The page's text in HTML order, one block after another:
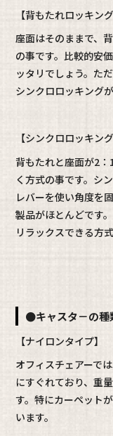
【背もたれロッキング
座面はそのままで、
の事です。比較的安
ッタリでしょう。た
シンクロロッキング
【シンクロロッキング
背もたれと座面が2
く方式の事です。シ
レバーを使い角度を
製品がほとんどです
リラックスできる方式
●キャスタ－の種
【ナイロンタイプ】
オフィスチェアーで
にすぐれており、重
す。特にカーペット
います。